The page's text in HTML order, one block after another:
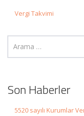
Vergi Takvimi
Son Haberler
5520 sayılı Kurumlar